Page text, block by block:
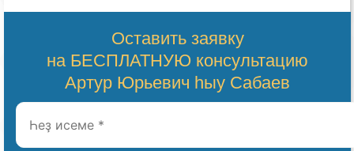
Оставить заявку
на БЕСПЛАТНУЮ консультацию
Артур Юрьевич һыу Сабаев